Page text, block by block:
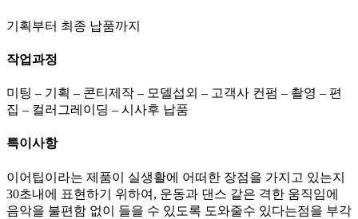
기획부터 최종 납품까지
작업과정
미팅 – 기획 – 콘티제작 – 모델섭외 – 고객사 컨펌 – 촬영 – 편
집 – 컬러그레이딩 – 시사후 납품
특이사항
이어팁이라는 제품이 실생활에 어떠한 장점을 가지고 있는지
30초내에 표현하기 위하여, 운동과 댄스 같은 격한 움직임에
음악을 불편함 없이 들을 수 있도록 도와줄수 있다는점을 부각